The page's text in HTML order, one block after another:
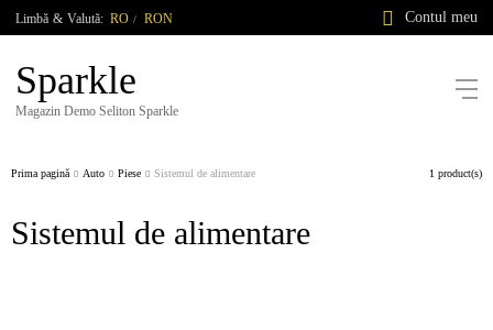
Limbă & Valută: RO / RON Contul meu
Sparkle
Magazin Demo Seliton Sparkle
Prima pagină Auto Piese Sistemul de alimentare 1 product(s)
Sistemul de alimentare